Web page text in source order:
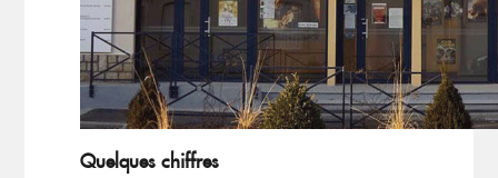
Quelques chiffres